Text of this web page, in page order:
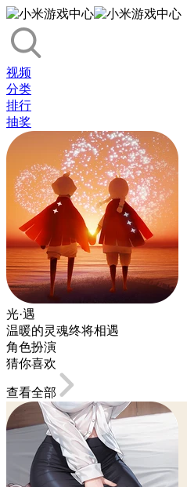
视频
分类
排行
抽奖
光·遇
温暖的灵魂终将相遇
角色扮演
猜你喜欢
查看全部